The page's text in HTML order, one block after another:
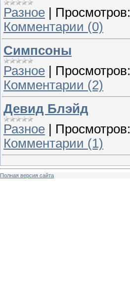
Разное
Просмотров:
Комментарии (0)
Симпсоны
Разное
Просмотров:
Комментарии (2)
Девид Блэйд
Разное | Просмотров:
Комментарии (1)
Полная версия сайта